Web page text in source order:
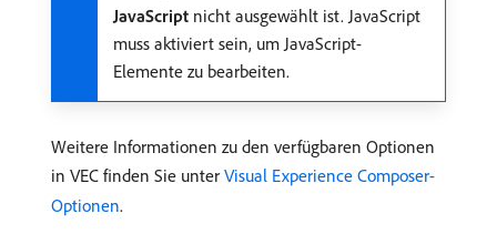
JavaScript nicht ausgewählt ist. JavaScript
muss aktiviert sein, um JavaScript-
Elemente zu bearbeiten.
Weitere Informationen zu den verfügbaren Optionen
in VEC finden Sie unter Visual Experience Composer-
Optionen.